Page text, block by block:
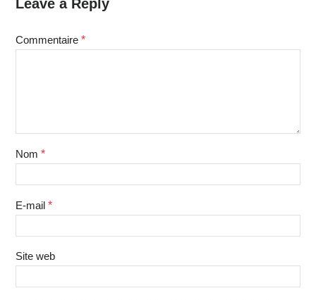
Leave a Reply
Commentaire *
Nom *
E-mail *
Site web